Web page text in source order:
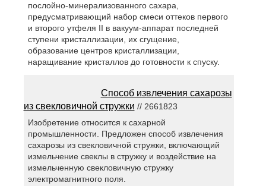
послойно-минерализованного сахара,
предусматривающий набор смеси оттеков первого
и второго утфеля II в вакуум-аппарат последней
ступени кристаллизации, их сгущение,
образование центров кристаллизации,
наращивание кристаллов до готовности к спуску.
Способ извлечения сахарозы
из свекловичной стружки // 2661823
Изобретение относится к сахарной
промышленности. Предложен способ извлечения
сахарозы из свекловичной стружки, включающий
измельчение свеклы в стружку и воздействие на
измельченную свекловичную стружку
электромагнитного поля.